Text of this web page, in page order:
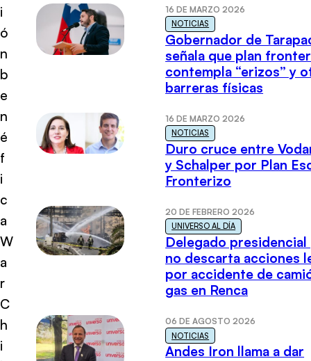
i
ó
n
b
e
n
é
f
i
c
a
W
a
r
C
h
i
16 DE MARZO 2026
NOTICIAS
Gobernador de
señala que plan
contempla “erizos” y
barreras físicas
16 DE MARZO 2026
NOTICIAS
Duro cruce entre
y Schalper por Plan
Fronterizo
20 DE FEBRERO 2026
UNIVERSO AL DÍA
Delegado presidencial
no descarta acciones
por accidente de
gas en Renca
06 DE AGOSTO 2026
NOTICIAS
Andes Iron llama a dar